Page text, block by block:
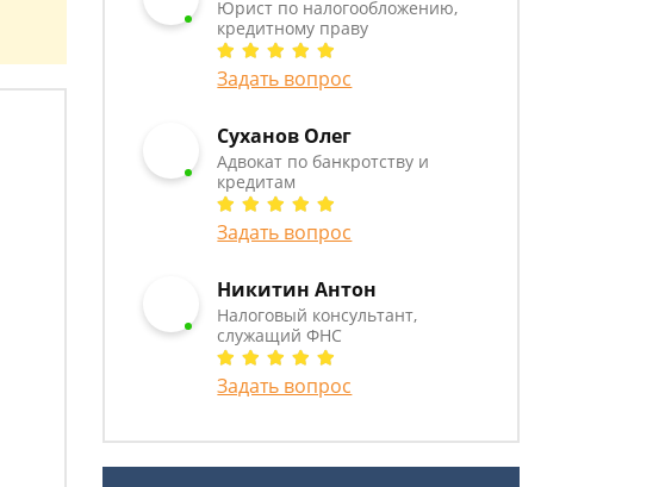
Юрист по налогообложению,
кредитному праву
Задать вопрос
Суханов Олег
Адвокат по банкротству и
кредитам
Задать вопрос
Никитин Антон
Налоговый консультант,
служащий ФНС
Задать вопрос